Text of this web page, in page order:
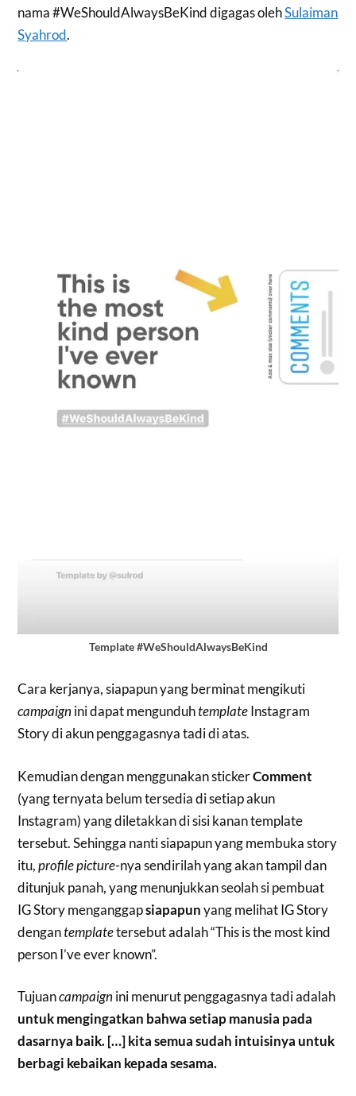
nama #WeShouldAlwaysBeKind digagas olehSulaiman
Syahrod.
Template #WeShouldAlwaysBeKind
Cara kerjanya, siapapun yang berminat mengikuti
campaignini dapat mengunduhtemplateInstagram
Story di akun penggagasnya tadi di atas.
Kemudian dengan menggunakan stickerComment
(yang ternyata belum tersedia di setiap akun
Instagram) yang diletakkan di sisi kanan template
tersebut. Sehingga nanti siapapun yang membuka story
itu,profile picture-nya sendirilah yang akan tampil dan
ditunjuk panah, yang menunjukkan seolah si pembuat
IG Story menganggapsiapapunyang melihat IG Story
dengantemplatetersebut adalah “This is the most kind
person I’ve ever known”.
Tujuancampaignini menurut penggagasnya tadi adalah
untuk mengingatkan bahwa setiap manusia pada
dasarnya baik. […] kita semua sudah intuisinya untuk
berbagi kebaikan kepada sesama.